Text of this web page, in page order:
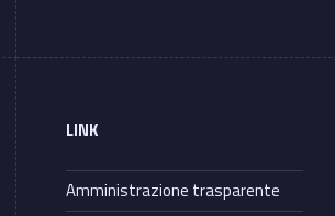
LINK
Amministrazione trasparente